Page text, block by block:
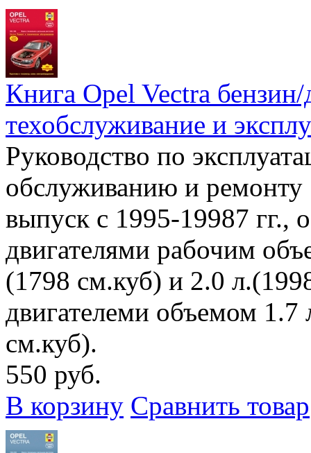
Книга Opel Vectra
техобслуживание и
Руководство по
обслуживанию и
выпуск с 1995-19987
двигателями рабочим
(1798 см.куб) и 2.0
двигателеми объемом
см.куб).
550 руб.
В корзину Сравнить товар